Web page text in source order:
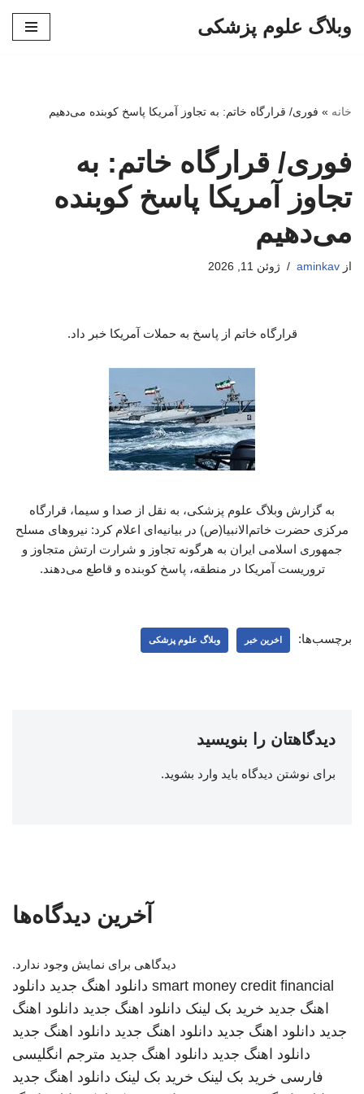
وبلاگ علوم پزشکی
خانه » فوری/ قرارگاه خاتم: به تجاوز آمریکا پاسخ کوبنده می‌دهیم
فوری/ قرارگاه خاتم: به
تجاوز آمریکا پاسخ کوبنده
می‌دهیم
از aminkav ژوئن 11, 2026
قرارگاه خاتم از پاسخ به حملات آمریکا خبر داد.
به گزارش وبلاگ علوم پزشکی، به نقل از صدا و سیما، قرارگاه
مرکزی حضرت خاتم‌الانبیا(ص) در بیانیه‌ای اعلام کرد: نیروهای مسلح
جمهوری اسلامی ایران به هرگونه تجاوز و شرارت ارتش متجاوز و
تروریست آمریکا در منطقه، پاسخ کوبنده و قاطع می‌دهند.
برچسب‌ها: اخرین خبر وبلاگ علوم پزشکی
دیدگاهتان را بنویسید
برای نوشتن دیدگاه باید وارد بشوید.
آخرین دیدگاه‌ها
دیدگاهی برای نمایش وجود ندارد.
smart money credit financial دانلود اهنگ جدید دانلود
اهنگ جدید خرید بک لینک دانلود اهنگ جدید دانلود اهنگ
جدید دانلود اهنگ جدید دانلود اهنگ جدید دانلود اهنگ جدید
دانلود اهنگ جدید دانلود اهنگ جدید مترجم انگلیسی
فارسی خرید بک لینک خرید بک لینک دانلود اهنگ جدید